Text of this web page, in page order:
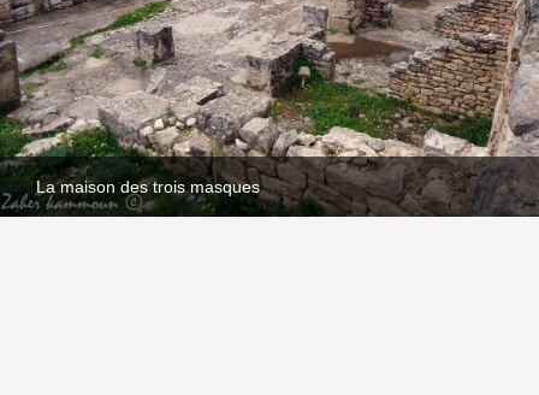
La maison des trois masques